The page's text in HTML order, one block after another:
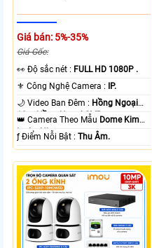
Giá bán: 5%-35%
Giá Gốc:
️👀 Độ sắc nét : FULL HD 1080P .
⚜️ Công Nghệ Camera :
IP.
🌙 Video Ban Đêm : Hồng Ngoại
10m Hồng Ngoại SMD.
👑 Camera Theo Mẫu Dome Kim
loại + Nhựa.
️ƒ Điểm Nỗi Bật :Thu Âm.